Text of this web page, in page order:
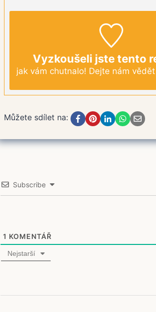
Vyzkoušeli jste tento
jak vám chutnalo! Dejte nám
Můžete sdílet na:
Subscribe
1 KOMENTÁŘ
Nejstarší